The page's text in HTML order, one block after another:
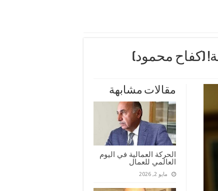
(كفاح محمود)
مقالات مشابهة
الحركة العمالية في اليوم
العالمي للعمال
مايو 2, 2026